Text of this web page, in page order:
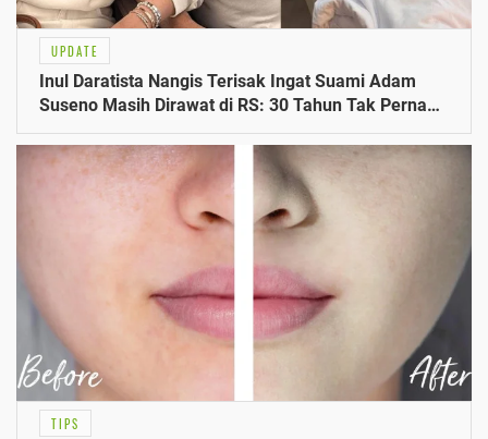
UPDATE
Inul Daratista Nangis Terisak Ingat Suami Adam
Suseno Masih Dirawat di RS: 30 Tahun Tak Pernah
Sakit
TIPS